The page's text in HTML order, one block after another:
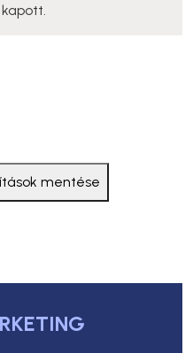
mentése